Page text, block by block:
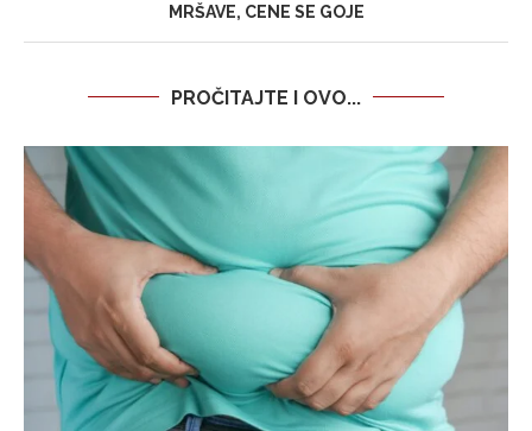
MRŠAVE, CENE SE GOJE
PROČITAJTE I OVO...